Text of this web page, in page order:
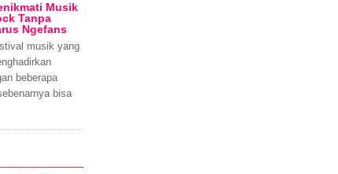
Musik
Tanpa
Ngefans
musik yang
beberapa
bisa